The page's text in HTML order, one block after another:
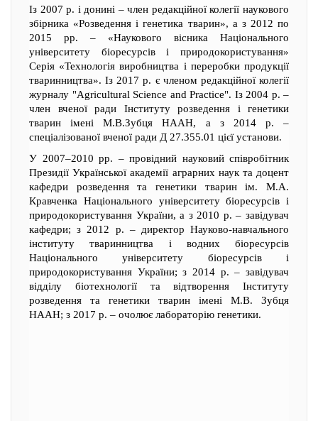
Із 2007 р. і донині – член редакційної колегії наукового
збірника «Розведення і генетика тварин», а з 2012 по
2015 рр. – «Наукового вісника Національного
університету біоресурсів і природокористування»
Серія «Технологія виробництва і переробки продукції
тваринництва». Із 2017 р. є членом редакційної колегії
журналу "Agricultural Science and Practice". Із 2004 р. –
член вченої ради Інституту розведення і генетики
тварин імені М.В.Зубця НААН, а з 2014 р. –
спеціалізованої вченої ради Д 27.355.01 цієї установи.
У 2007–2010 рр. – провідний науковий співробітник
Президії Української академії аграрних наук та доцент
кафедри розведення та генетики тварин ім. М.А.
Кравченка Національного університету біоресурсів і
природокористування України, а з 2010 р. – завідувач
кафедри; з 2012 р. – директор Науково-навчального
інституту тваринництва і водних біоресурсів
Національного університету біоресурсів і
природокористування України; з 2014 р. – завідувач
відділу біотехнології та відтворення Інституту
розведення та генетики тварин імені М.В. Зубця
НААН; з 2017 р. – очолює лабораторію генетики.